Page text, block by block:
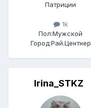
Патриции
1k
Пол:Мужской
Город:Рай.Центнер
Irina_STKZ